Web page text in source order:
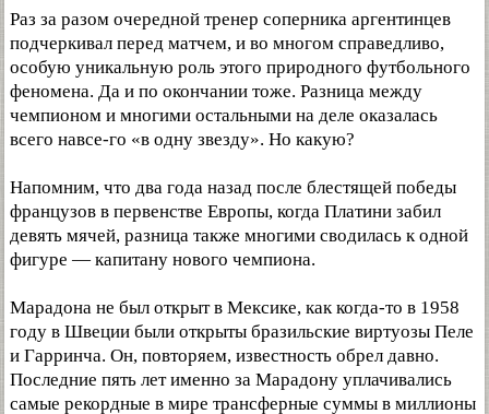
Раз за разом очередной тренер соперника аргентинцев
подчеркивал перед матчем, и во многом справедливо,
особую уникальную роль этого природного футбольного
феномена. Да и по окончании тоже. Разница между
чемпионом и многими остальными на деле оказалась
всего навсе-го «в одну звезду». Но какую?
Напомним, что два года назад после блестящей победы
французов в первенстве Европы, когда Платини забил
девять мячей, разница также многими сводилась к одной
фигуре — капитану нового чемпиона.
Марадона не был открыт в Мексике, как когда-то в 1958
году в Швеции были открыты бразильские виртуозы Пеле
и Гарринча. Он, повторяем, известность обрел давно.
Последние пять лет именно за Марадону уплачивались
самые рекордные в мире трансферные суммы в миллионы